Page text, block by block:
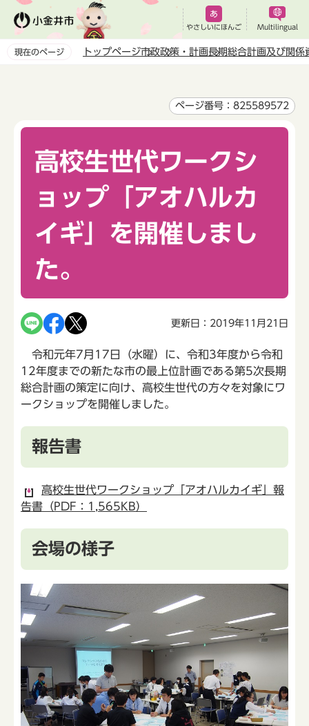
ペ
やさしいにほんご Multilingual
現在のページ トップページ市政政策・計画長期総合計画及び関係
ページ番号：825589572
高校生世代ワークシ
ョップ「アオハルカ
イギ」を開催しまし
た。
更新日：2019年11月21日
令和元年7月17日（水曜）に、令和3年度から令和
12年度までの新たな市の最上位計画である第5次長期
総合計画の策定に向け、高校生世代の方々を対象にワ
ークショップを開催しました。
報告書
高校生世代ワークショップ「アオハルカイギ」報
告書（PDF：1,565KB）
会場の様子